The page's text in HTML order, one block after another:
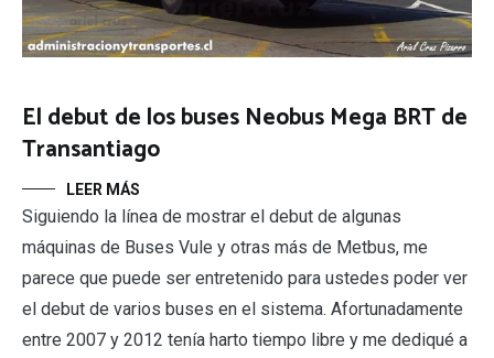
El debut de los buses Neobus Mega BRT de
Transantiago
LEER MÁS
Siguiendo la línea de mostrar el debut de algunas
máquinas de Buses Vule y otras más de Metbus, me
parece que puede ser entretenido para ustedes poder ver
el debut de varios buses en el sistema. Afortunadamente
entre 2007 y 2012 tenía harto tiempo libre y me dediqué a